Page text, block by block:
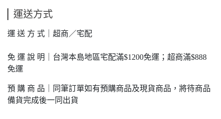
運送方式
運 送 方 式｜超商／宅配
免 運 說 明｜台灣本島地區宅配滿$1200免運；超商滿$888
免運
預 購 商 品｜同筆訂單如有預購商品及現貨商品，將待商品
備貨完成後一同出貨